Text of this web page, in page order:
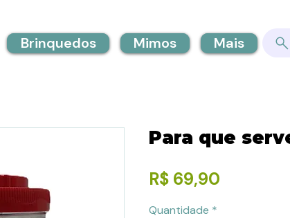
Brinquedos Mimos Mais
Para que
R$ 69,90
Quantidade *